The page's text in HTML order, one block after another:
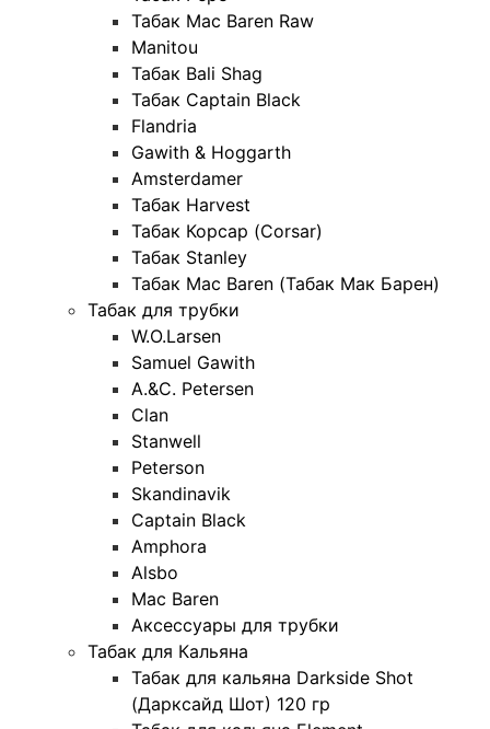
Табак Mac Baren Raw
Manitou
Табак Bali Shag
Табак Captain Black
Flandria
Gawith & Hoggarth
Amsterdamer
Табак Harvest
Табак Корсар (Corsar)
Табак Stanley
Табак Mac Baren (Табак Мак Барен)
Табак для трубки
W.O.Larsen
Samuel Gawith
A.&C. Petersen
Clan
Stanwell
Peterson
Skandinavik
Captain Black
Amphora
Alsbo
Mac Baren
Аксессуары для трубки
Табак для Кальяна
Табак для кальяна Darkside Shot
(Дарксайд Шот) 120 гр